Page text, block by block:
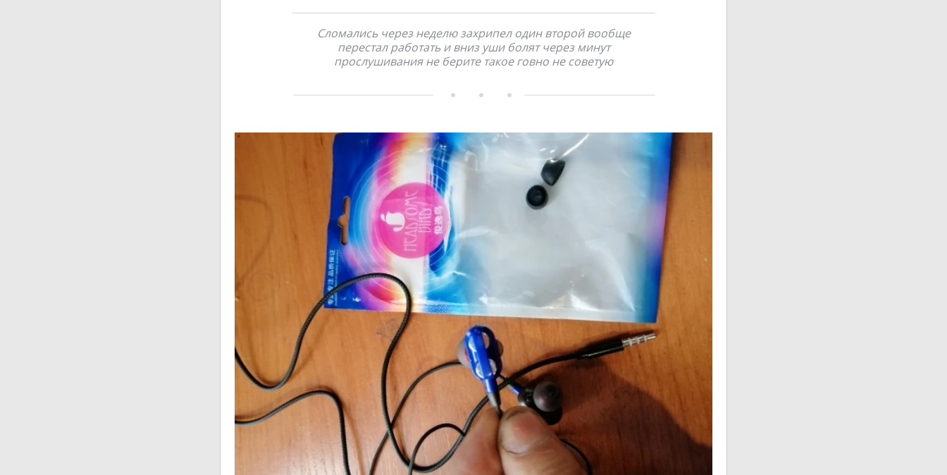
Сломались через неделю захрипел один второй вообще
перестал работать и вниз уши болят через минут
прослушивания не берите такое говно не советую